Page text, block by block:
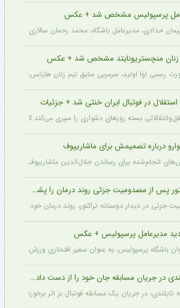
پرسپولیس مشخص شد + عکس
حدادی، مدیرعامل باشگاه، محمد رحمان سالاری به
زنان منچستریونایتد مشخص شد + عکس
رسمی اِوا اولید، سرمربی سابق تیم زنان هارتس، را
در فوتبال ایران خنثی شد + جزئیات
بسته روزهای دشواری را سپری می‌کند که در
درباره تصمیمش برای ماشاریپوف
انجام‌شده برای رساندن جلال‌الدین ماشاریپوف به
از مصدومیت جزئی روند درمان را پشت سر گذاشت + عکس
جزئی در دیدار دوستانه تراکتور، روند درمان خود را
مدیرعامل پرسپولیس + عکس
باشگاه پرسپولیس، به عنوان سفیر افتخاری ورزش چوگان